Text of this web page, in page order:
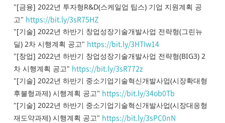
"[금융] 2022년 투자형R&D(스케일업 팁스) 기업 지원계획 공
고" https://bit.ly/3sR75HZ
"[기술] 2022년 하반기 창업성장기술개발사업 전략형(그린뉴
딜) 2차 시행계획 공고" https://bit.ly/3HTIw14
"[창업] 2022년 하반기 창업성장기술개발사업 전략형(BIG3) 2
차 시행계획 공고" https://bit.ly/3sR772z
"[기술] 2022년 하반기 중소기업기술혁신개발사업(시장확대형
후불형과제) 시행계획 공고" https://bit.ly/34ob0Tb
"[기술] 2022년 하반기 중소기업기술혁신개발사업(시장대응형
재도약과제) 시행계획 공고" https://bit.ly/3sPC0nN